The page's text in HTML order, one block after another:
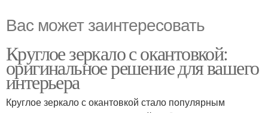
Вас может заинтересовать
Круглое зеркало с окантовкой:
оригинальное решение для вашего
интерьера
Круглое зеркало с окантовкой стало популярным